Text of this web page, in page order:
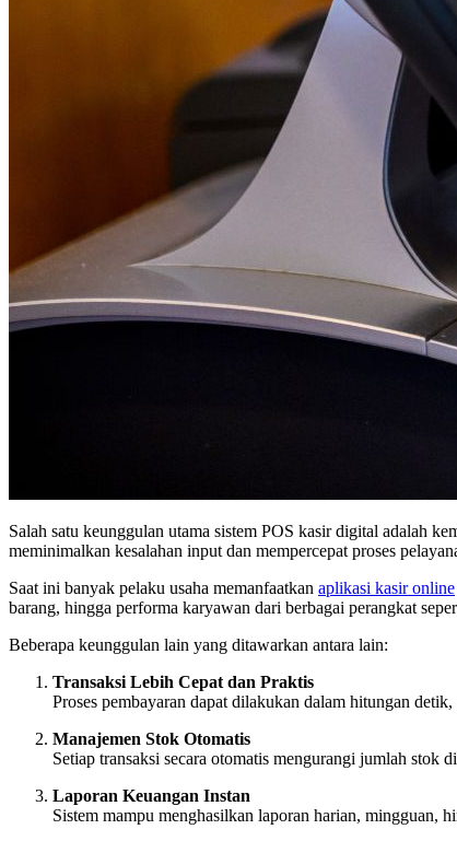
Salah satu keunggulan utama sistem POS kasir digital adalah
meminimalkan kesalahan input dan mempercepat proses
Saat ini banyak pelaku usaha memanfaatkan aplikasi kasir online
barang, hingga performa karyawan dari berbagai perangkat
Beberapa keunggulan lain yang ditawarkan antara lain:
Transaksi Lebih Cepat dan Praktis
Proses pembayaran dapat dilakukan dalam hitungan
Manajemen Stok Otomatis
Setiap transaksi secara otomatis mengurangi jumlah stok
Laporan Keuangan Instan
Sistem mampu menghasilkan laporan harian, mingguan,